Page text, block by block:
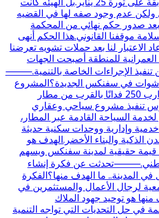
الأراضي في فترة سابقة على ثورة 25 يناير.بل الهيئه كانت
عدم وجود صفه لها في القضيه
صدور حكم نهائي من المحكمة
سلامة موقفنا القانوني.هذا الحكم أنهى
الاعتبار لنا بعد حملات تشويه تعرضنا
العمرانية للمنطقة أصبحت الجهات
تنفيذ الإجراءات الخاصة بالتنمية.⸻
في سفنكس الجديدة؟المشروع
مقام على مساحة تقارب 250 فدانًا بالقرب من مطار
تنفيذ مشروع سياحي وعقاري
السياحة القادمة عبر المطار،
وإدارية ووحدات سكنية حديثة
الذكية والبناء الأخضر.الهدف هو
حقيقية لمدينة سفنكس ويسهم
عن فكرة إنشاء
المدينة.. ما الهدف منها؟الفكرة
لرجال الأعمال والمستثمرين في
هو توحيد جهود الملاك
في حل التحديات التي تواجه التنمية